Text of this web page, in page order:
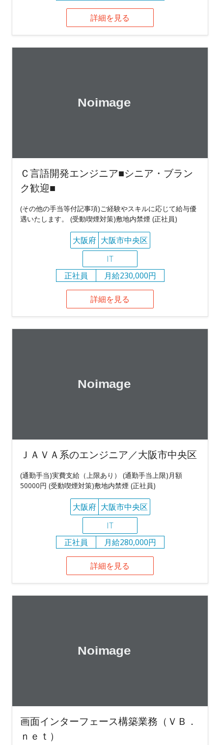
詳細を見る
Ｃ言語開発エンジニア■シニア・ブラン
ク歓迎■
(その他の手当等付記事項)ご経験やスキルに応じて給与優
遇いたします。 (受動喫煙対策)敷地内禁煙 (正社員)
大阪府 大阪市中央区
IT
正社員
月給230,000円
詳細を見る
ＪＡＶＡ系のエンジニア／大阪市中央区
(通勤手当)実費支給（上限あり） (通勤手当上限)月額
50000円 (受動喫煙対策)敷地内禁煙 (正社員)
大阪府 大阪市中央区
IT
正社員
月給280,000円
詳細を見る
画面インターフェース構築業務（ＶＢ．
ｎｅｔ）